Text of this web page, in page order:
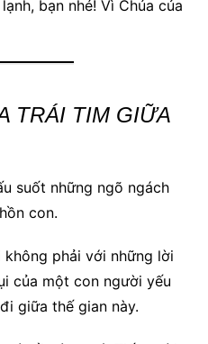
bạn nhé! Vì Chúa của
TRÁI TIM GIỮA
suốt những ngõ ngách
con.
phải với những lời
của một con người yếu
giữa thế gian này.